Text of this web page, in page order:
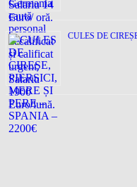
CULES DE